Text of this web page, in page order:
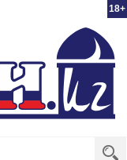
18+